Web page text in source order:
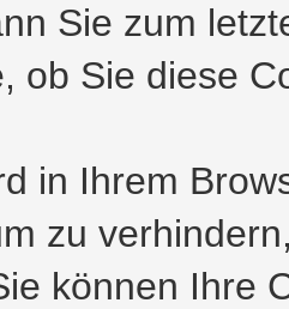
Sie zum
ob Sie diese
in Ihrem
zu
können Ihre